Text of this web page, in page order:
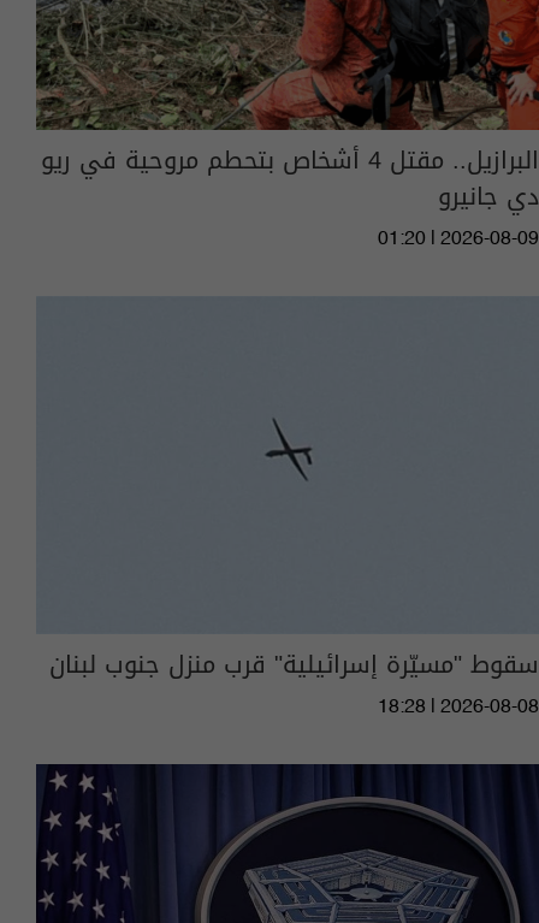
البرازيل.. مقتل 4 أشخاص بتحطم مروحية في ريو
دي جانيرو
01:20 | 2026-08-09
سقوط "مسيّرة إسرائيلية" قرب منزل جنوب لبنان
18:28 | 2026-08-08